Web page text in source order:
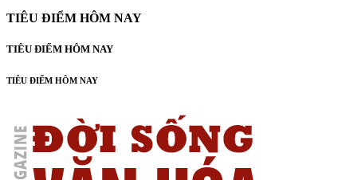
TIÊU ĐIỂM HÔM NAY
TIÊU ĐIỂM HÔM NAY
TIÊU ĐIỂM HÔM NAY